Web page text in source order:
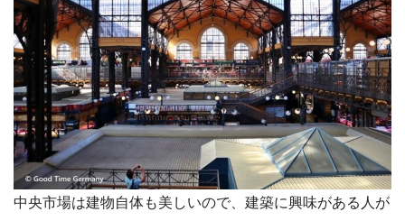
中央市場は建物自体も美しいので、建築に興味がある人が